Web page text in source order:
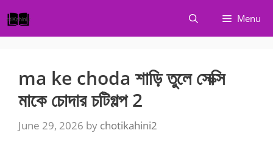
to
content
Menu
ma ke choda শাড়ি তুলে সেক্সি
মাকে চোদার চটিগল্প 2
June 29, 2026 by chotikahini2